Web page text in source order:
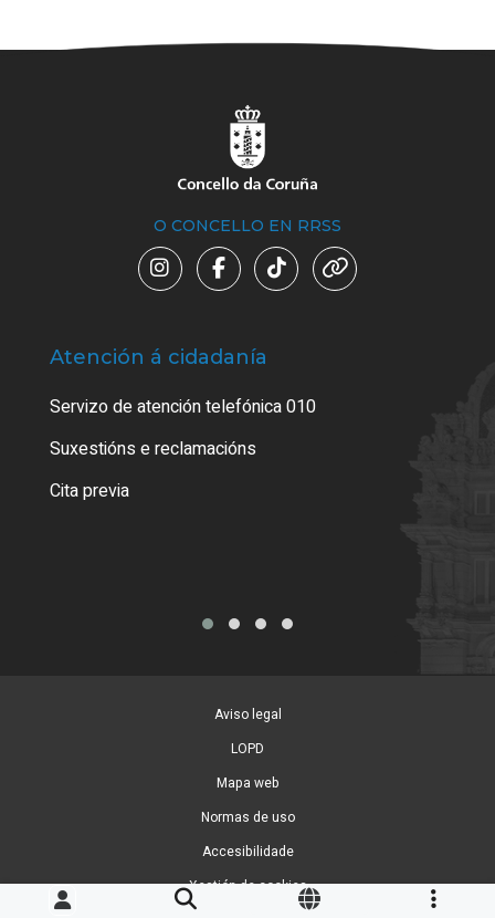
O CONCELLO EN RRSS
Atención á cidadanía
Servizo de atención telefónica 010
Suxestións e reclamacións
Cita previa
Aviso legal
LOPD
Mapa web
Normas de uso
Accesibilidade
Xestión de cookies